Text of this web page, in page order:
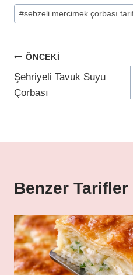
#sebzeli mercimek çorbası
ÖNCEKI
Şehriyeli Tavuk Suyu
Çorbası
Benzer Tarifler